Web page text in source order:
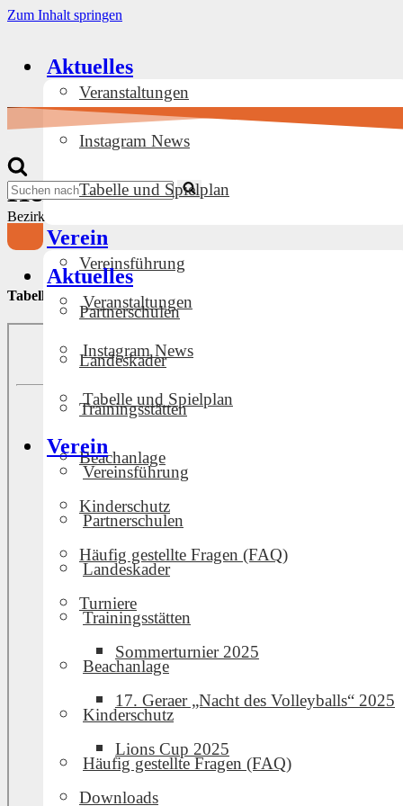
Zum Inhalt springen
Aktuelles
Veranstaltungen
Instagram News
Tabelle und Spielplan
Verein
Vereinsführung
Partnerschulen
Landeskader
Trainingsstätten
Beachanlage
Kinderschutz
Häufig gestellte Fragen (FAQ)
Turniere
Sommerturnier 2025
17. Geraer „Nacht des Volleyballs“ 2025
Lions Cup 2025
Downloads
Navigationsmenü
Suchen
nach …
Navigationsmenü
Aktuelles
Veranstaltungen
Instagram News
Tabelle und Spielplan
Verein
Vereinsführung
Partnerschulen
Landeskader
Trainingsstätten
Beachanlage
Kinderschutz
Häufig gestellte Fragen (FAQ)
Herren III
Bezirksliga Ost Staffel II Herren
Tabelle und Spiele